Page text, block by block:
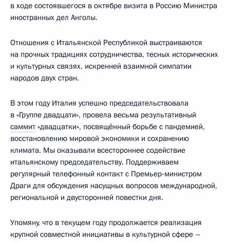
в ходе состоявшегося в октябре визита в Россию Министра
иностранных дел Анголы.
Отношения с Итальянской Республикой выстраиваются
на прочных традициях сотрудничества, тесных исторических
и культурных связях, искренней взаимной симпатии
народов двух стран.
В этом году Италия успешно председательствовала
в «Группе двадцати», провела весьма результативный
саммит «двадцатки», посвящённый борьбе с пандемией,
восстановлению мировой экономики и сохранению
климата. Мы оказывали всестороннее содействие
итальянскому председательству. Поддерживаем
регулярный телефонный контакт с Премьер-министром
Драги для обсуждения насущных вопросов международной,
региональной и двусторонней повестки дня.
Упомяну, что в текущем году продолжается реализация
крупной совместной инициативы в культурной сфере –